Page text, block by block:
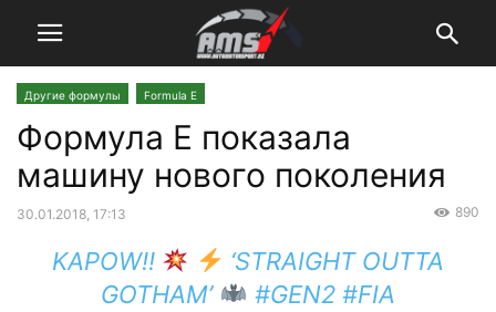
Другие формулы Formula E
Формула Е показала
машину нового поколения
30.01.2018, 17:13 890
KAPOW!!
‘STRAIGHT OUTTA
GOTHAM’
#GEN2 #FIA